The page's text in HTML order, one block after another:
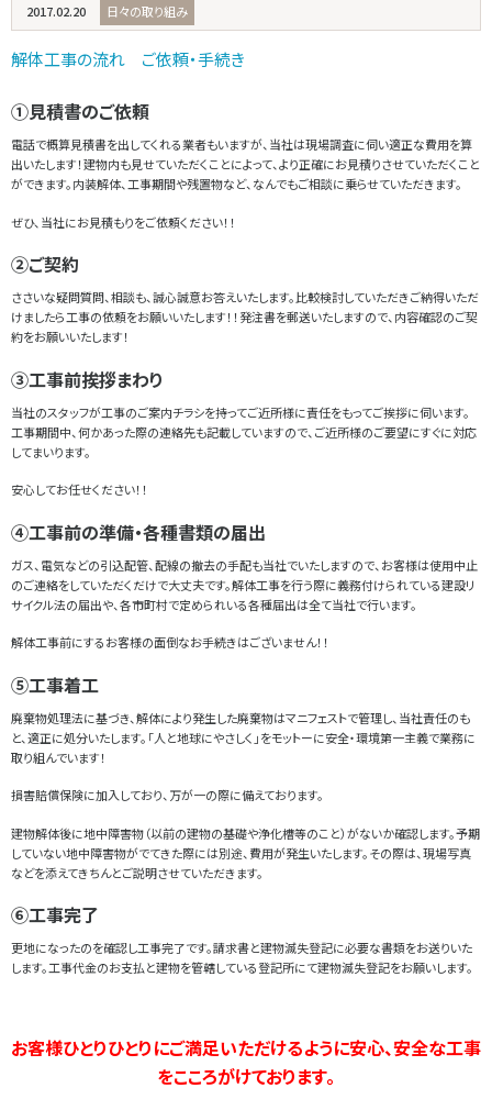
2017.02.20 日々の取り組み
解体工事の流れ ご依頼・手続き
①見積書のご依頼
電話で概算見積書を出してくれる業者もいますが、当社は現場調査に伺い適正な費用を算
出いたします！建物内も見せていただくことによって、より正確にお見積りさせていただくこと
ができます。内装解体、工事期間や残置物など、なんでもご相談に乗らせていただきます。
ぜひ、当社にお見積もりをご依頼ください！！
②ご契約
ささいな疑問質問、相談も、誠心誠意お答えいたします。比較検討していただきご納得いただ
けましたら工事の依頼をお願いいたします！！発注書を郵送いたしますので、内容確認のご契
約をお願いいたします！
③工事前挨拶まわり
当社のスタッフが工事のご案内チラシを持ってご近所様に責任をもってご挨拶に伺います。
工事期間中、何かあった際の連絡先も記載していますので、ご近所様のご要望にすぐに対応
してまいります。
安心してお任せください！！
④工事前の準備・各種書類の届出
ガス、電気などの引込配管、配線の撤去の手配も当社でいたしますので、お客様は使用中止
のご連絡をしていただくだけで大丈夫です。解体工事を行う際に義務付けられている建設リ
サイクル法の届出や、各市町村で定められいる各種届出は全て当社で行います。
解体工事前にするお客様の面倒なお手続きはございません！！
⑤工事着工
廃棄物処理法に基づき、解体により発生した廃棄物はマニフェストで管理し、当社責任のも
と、適正に処分いたします。「人と地球にやさしく」をモットーに安全・環境第一主義で業務に
取り組んでいます！
損害賠償保険に加入しており、万が一の際に備えております。
建物解体後に地中障害物（以前の建物の基礎や浄化槽等のこと）がないか確認します。予期
していない地中障害物がでてきた際には別途、費用が発生いたします。その際は、現場写真
などを添えてきちんとご説明させていただきます。
⑥工事完了
更地になったのを確認し工事完了です。請求書と建物滅失登記に必要な書類をお送りいた
します。工事代金のお支払と建物を管轄している登記所にて建物滅失登記をお願いします。
お客様ひとりひとりにご満足いただけるように安心、安全な工事
をこころがけております。